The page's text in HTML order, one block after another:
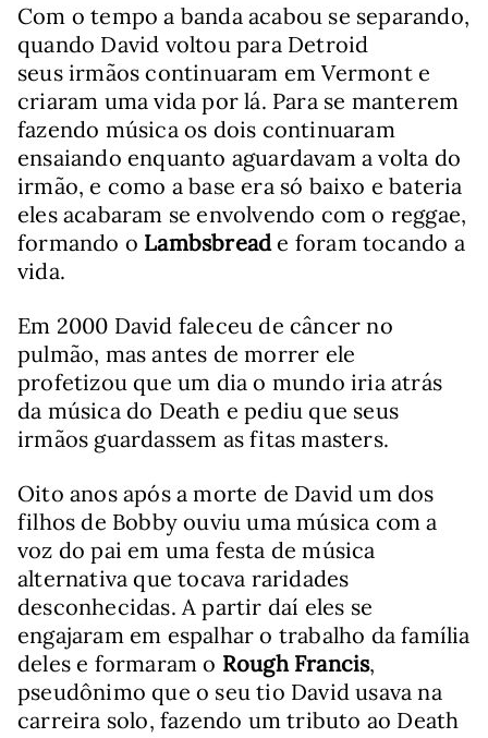
Com o tempo a banda acabou se separando,
quando David voltou para Detroid
seus irmãos continuaram em Vermont e
criaram uma vida por lá. Para se manterem
fazendo música os dois continuaram
ensaiando enquanto aguardavam a volta do
irmão, e como a base era só baixo e bateria
eles acabaram se envolvendo com o reggae,
formando o Lambsbreade foram tocando a
vida.
Em 2000 David faleceu de câncer no
pulmão, mas antes de morrer ele
profetizou que um dia o mundo iria atrás
da música do Death e pediu que seus
irmãos guardassem as fitas masters.
Oito anos após a morte de David um dos
filhos de Bobby ouviu uma música com a
voz do pai em uma festa de música
alternativa que tocava raridades
desconhecidas. A partir daí eles se
engajaram em espalhar o trabalho da família
deles e formaram o Rough Francis,
pseudônimo que o seu tio David usava na
carreira solo, fazendo um tributo ao Death